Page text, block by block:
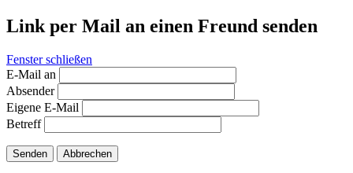
Link per Mail an einen Freund senden
Fenster schließen
E-Mail an
Absender
Eigene E-Mail
Betreff
Senden Abbrechen